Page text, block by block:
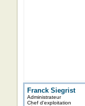
Franck Siegrist
Administrateur
Chef d'exploitation